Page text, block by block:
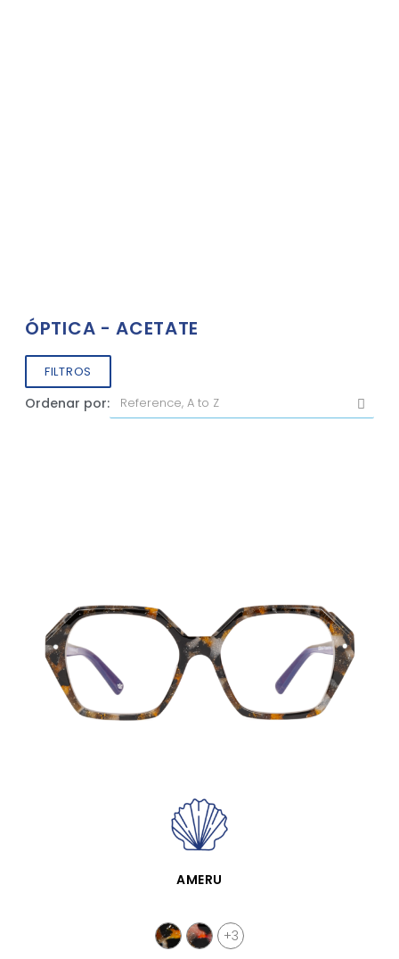
ÓPTICA - ACETATE
FILTROS
Ordenar por:
VISTA RÁPIDA
AMERU
+3